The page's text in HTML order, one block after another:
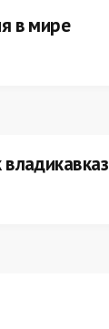
в мире